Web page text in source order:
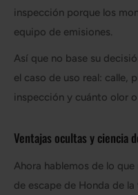
inspección porque los
equipo de emisiones.
Así que no base su
el caso de uso real: calle,
inspección y cuánto olor
Ventajas ocultas y ciencia
Ahora hablemos de lo
de escape de Honda de